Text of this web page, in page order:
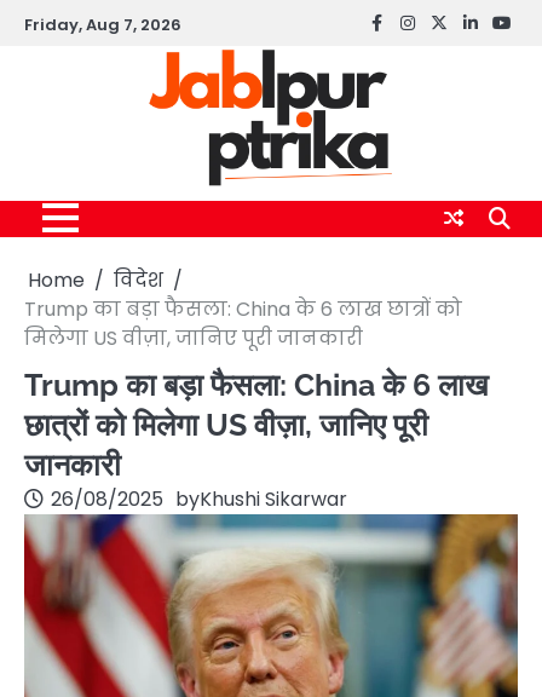
SkipFriday, Aug 7, 2026 Facebook
instagram
twitterlinkedin
Home
विदेश
Trump का बड़ा फैसला: China के 6 लाख छात्रों को
मिलेगा US वीज़ा, जानिए पूरी जानकारी
Trump का बड़ा फैसला: China के 6 लाख
छात्रों को मिलेगा US वीज़ा, जानिए पूरी
जानकारी
26/08/2025 byKhushi Sikarwar